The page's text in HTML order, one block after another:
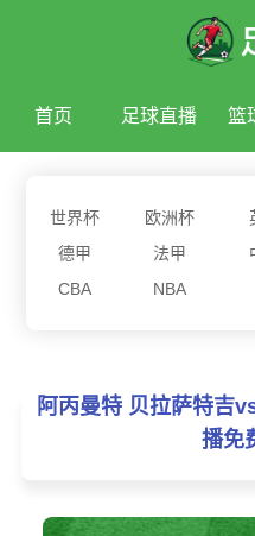
首页 足球直播 篮
世界杯 欧洲杯
德甲
法甲
CBA
NBA
阿丙曼特 贝拉萨特吉
播免